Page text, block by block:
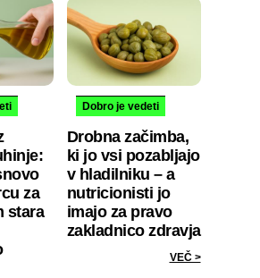
za
stara
Dobro je vedeti
Drobna začimba,
ki jo vsi pozabljajo
v hladilniku – a
nutricionisti jo
imajo za pravo
zakladnico zdravja
VEČ >